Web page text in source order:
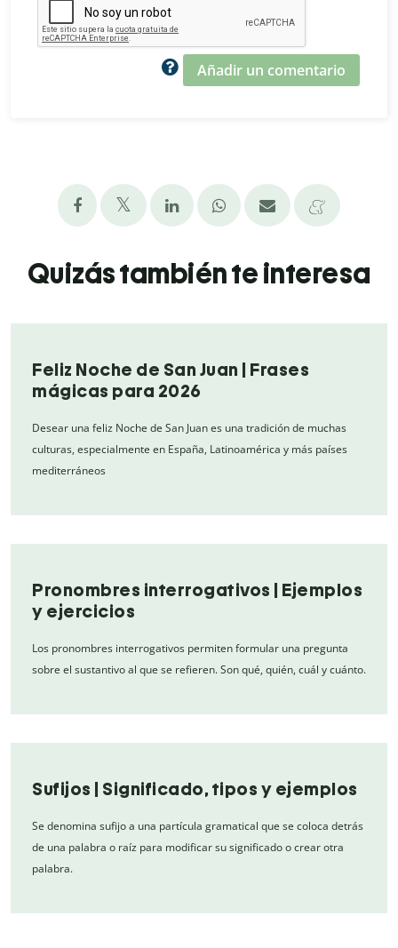
Añadir un comentario
Quizás también te interesa
Feliz Noche de San Juan | Frases
mágicas para 2026
Desear una feliz Noche de San Juan es una tradición de muchas
culturas, especialmente en España, Latinoamérica y más países
mediterráneos
Pronombres interrogativos | Ejemplos
y ejercicios
Los pronombres interrogativos permiten formular una pregunta
sobre el sustantivo al que se refieren. Son qué, quién, cuál y cuánto.
Sufijos | Significado, tipos y ejemplos
Se denomina sufijo a una partícula gramatical que se coloca detrás
de una palabra o raíz para modificar su significado o crear otra
palabra.